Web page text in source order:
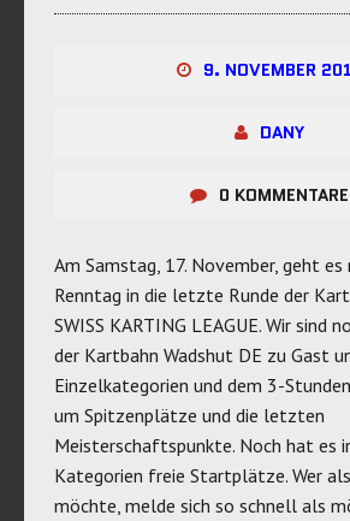
9. NOVEMBER
DANY
0 KOMMENTARE
Am Samstag, 17. November, geht
Renntag in die letzte Runde der
SWISS KARTING LEAGUE. Wir sind
der Kartbahn Wadshut DE zu Gast
Einzelkategorien und dem 3-
um Spitzenplätze und die letzten
Meisterschaftspunkte. Noch hat es
Kategorien freie Startplätze. Wer
möchte, melde sich so schnell als